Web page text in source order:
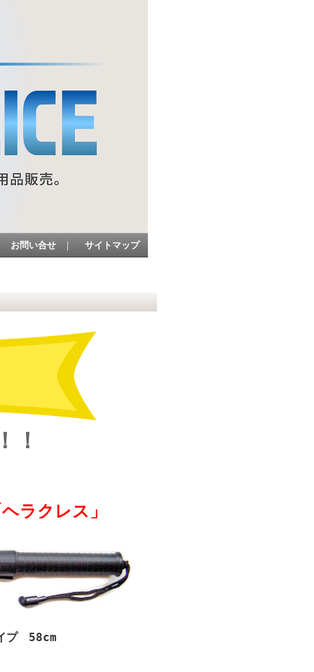
お問い合せ ｜ サイトマップ
！
ラクレス」
プ 58cm